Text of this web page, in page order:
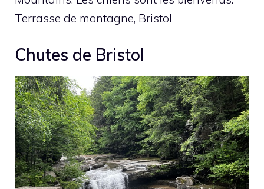
Terrasse de montagne, Bristol
Chutes de Bristol